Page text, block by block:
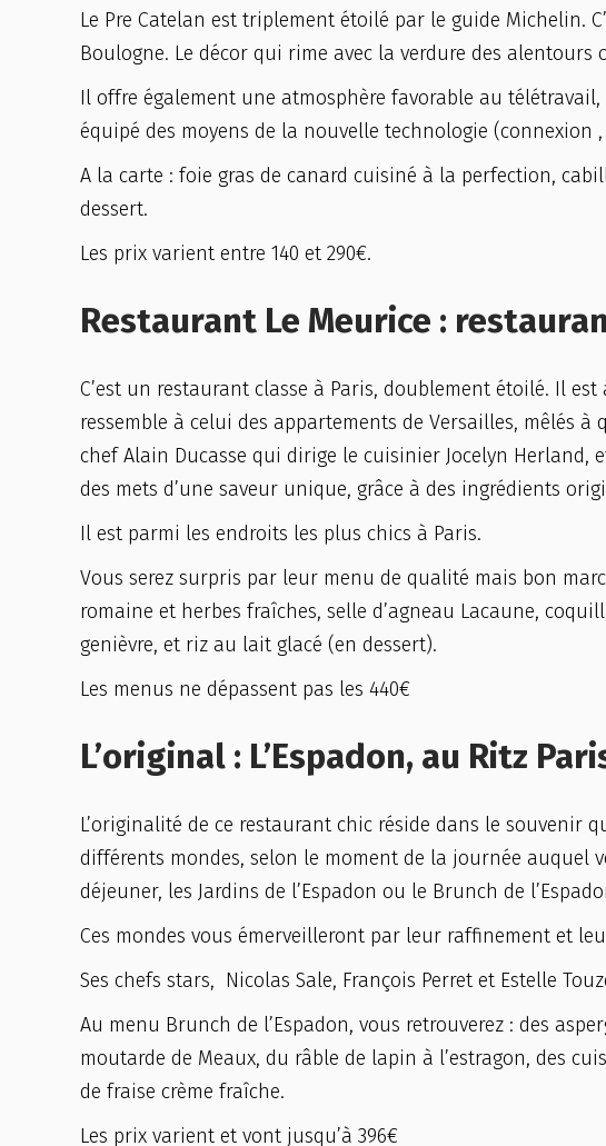
Le Pre Catelan est triplement étoilé par le guide Michelin.
Boulogne. Le décor qui rime avec la verdure des
Il offre également une atmosphère favorable au
équipé des moyens de la nouvelle technologie (connexion
A la carte : foie gras de canard cuisiné à la perfection,
dessert.
Les prix varient entre 140 et 290€.
Restaurant Le Meurice :
C’est un restaurant classe à Paris, doublement étoilé. Il
ressemble à celui des appartements de Versailles, mêlés
chef Alain Ducasse qui dirige le cuisinier Jocelyn Herland,
des mets d’une saveur unique, grâce à des ingrédients
Il est parmi les endroits les plus chics à Paris.
Vous serez surpris par leur menu de qualité mais bon
romaine et herbes fraîches, selle d’agneau Lacaune,
genièvre, et riz au lait glacé (en dessert).
Les menus ne dépassent pas les 440€
L’original : L’Espadon, au Ritz
L’originalité de ce restaurant chic réside dans le souvenir
différents mondes, selon le moment de la journée auquel
déjeuner, les Jardins de l’Espadon ou le Brunch de
Ces mondes vous émerveilleront par leur raffinement et
Ses chefs stars, Nicolas Sale, François Perret et Estelle
Au menu Brunch de l’Espadon, vous retrouverez : des
moutarde de Meaux, du râble de lapin à l’estragon, des
de fraise crème fraîche.
Les prix varient et vont jusqu’à 396€